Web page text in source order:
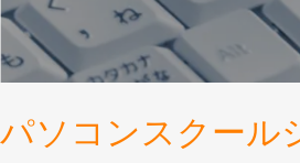
パソコンスクール